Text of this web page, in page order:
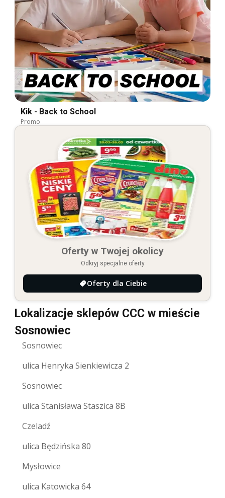
Kik - Back to School
Promo
Oferty w Twojej okolicy
Odkryj specjalne oferty
Oferty dla Ciebie
Lokalizacje sklepów CCC w mieście
Sosnowiec
Sosnowiec
ulica Henryka Sienkiewicza 2
Sosnowiec
ulica Stanisława Staszica 8B
Czeladź
ulica Będzińska 80
Mysłowice
ulica Katowicka 64